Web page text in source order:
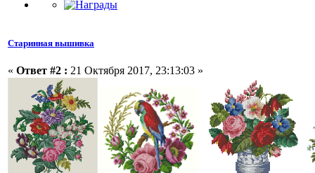
Старинная вышивка
« Ответ #2 : 21 Октября 2017, 23:13:03 »